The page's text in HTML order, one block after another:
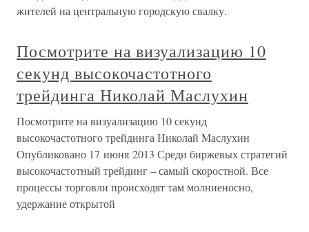
жителей на центральную городскую свалку.
Посмотрите на визуализацию 10
секунд высокочастотного
трейдинга Николай Маслухин
Посмотрите на визуализацию 10 секунд
высокочастотного трейдинга Николай Маслухин
Опубликовано 17 июня 2013 Среди биржевых стратегий
высокочастотный трейдинг – самый скоростной. Все
процессы торговли происходят там молниеносно,
удержание открытой